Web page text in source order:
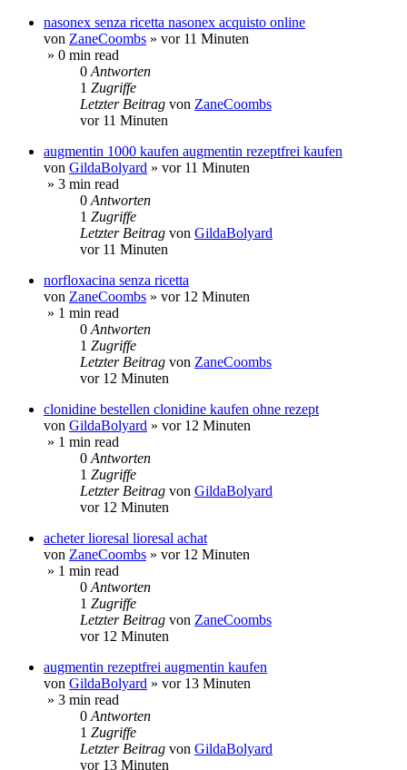
nasonex senza ricetta nasonex acquisto online
von ZaneCoombs » vor 11 Minuten
» 0 min read
0 Antworten
1 Zugriffe
Letzter Beitrag von ZaneCoombs
vor 11 Minuten
augmentin 1000 kaufen augmentin rezeptfrei kaufen
von GildaBolyard » vor 11 Minuten
» 3 min read
0 Antworten
1 Zugriffe
Letzter Beitrag von GildaBolyard
vor 11 Minuten
norfloxacina senza ricetta
von ZaneCoombs » vor 12 Minuten
» 1 min read
0 Antworten
1 Zugriffe
Letzter Beitrag von ZaneCoombs
vor 12 Minuten
clonidine bestellen clonidine kaufen ohne rezept
von GildaBolyard » vor 12 Minuten
» 1 min read
0 Antworten
1 Zugriffe
Letzter Beitrag von GildaBolyard
vor 12 Minuten
acheter lioresal lioresal achat
von ZaneCoombs » vor 12 Minuten
» 1 min read
0 Antworten
1 Zugriffe
Letzter Beitrag von ZaneCoombs
vor 12 Minuten
augmentin rezeptfrei augmentin kaufen
von GildaBolyard » vor 13 Minuten
» 3 min read
0 Antworten
1 Zugriffe
Letzter Beitrag von GildaBolyard
vor 13 Minuten